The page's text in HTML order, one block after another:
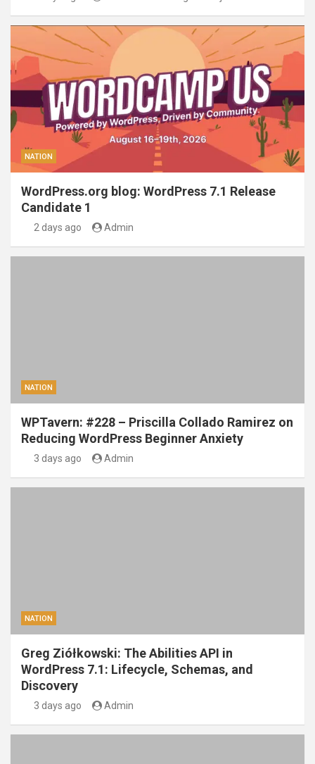
NATION
WordPress.org blog: WordPress 7.1 Release
Candidate 1
2 days ago Admin
NATION
WPTavern: #228 – Priscilla Collado Ramirez on
Reducing WordPress Beginner Anxiety
3 days ago Admin
NATION
Greg Ziółkowski: The Abilities API in
WordPress 7.1: Lifecycle, Schemas, and
Discovery
3 days ago Admin